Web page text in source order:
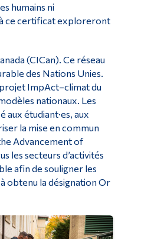
humains ni
ce certificat exploreront
(CICan). Ce réseau
des Nations Unies.
ImpAct–climat du
nationaux. Les
étudiant·es, aux
la mise en commun
Advancement of
les secteurs d’activités
afin de souligner les
obtenu la désignation Or